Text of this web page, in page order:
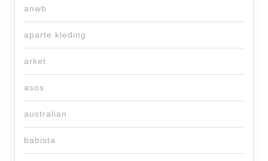
anwb
aparte kleding
arket
asos
australian
babista